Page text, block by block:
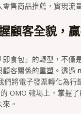
售商品推薦，實現流
顧客全貌，
即食包」的轉型，不僅
客關係的重塑。透過
們將電子發票轉化為行
OMO 戰場上，掌握
。